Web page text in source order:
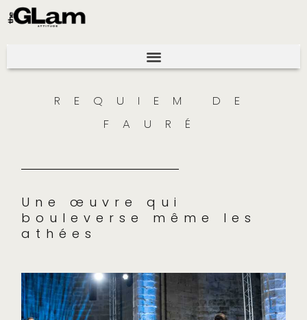
REQUIEM DE
FAURÉ
Une œuvre qui
bouleverse même les
athées